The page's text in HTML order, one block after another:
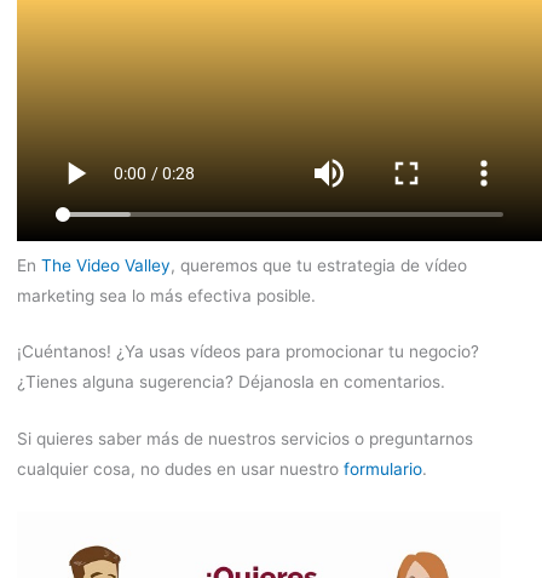
En The Video Valley, queremos que tu estrategia de vídeo
marketing sea lo más efectiva posible.
¡Cuéntanos! ¿Ya usas vídeos para promocionar tu negocio?
¿Tienes alguna sugerencia? Déjanosla en comentarios.
Si quieres saber más de nuestros servicios o preguntarnos
cualquier cosa, no dudes en usar nuestro formulario.